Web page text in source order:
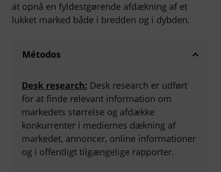
at opnå en fyldestgørende afdækning af et
lukket marked både i bredden og i dybden.
Métodos
Desk research: Desk research er udført
for at finde relevant information om
markedets størrelse og afdække
konkurrenter i mediernes dækning af
markedet, annoncer, online informationer
og i offentligt tilgængelige rapporter.